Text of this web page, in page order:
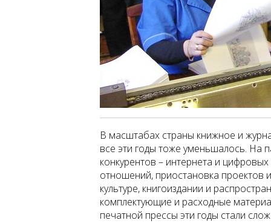
В масштабах страны книжное и
все эти годы тоже уменьшалось. На
конкурентов – интернета и
отношений, приостановка проектов
культуре, книгоиздании и
комплектующие и расходные
печатной прессы эти годы стали